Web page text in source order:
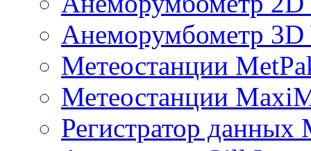
Анеморумбометр 3D
Метеостанции
Метеостанции
Регистратор данных